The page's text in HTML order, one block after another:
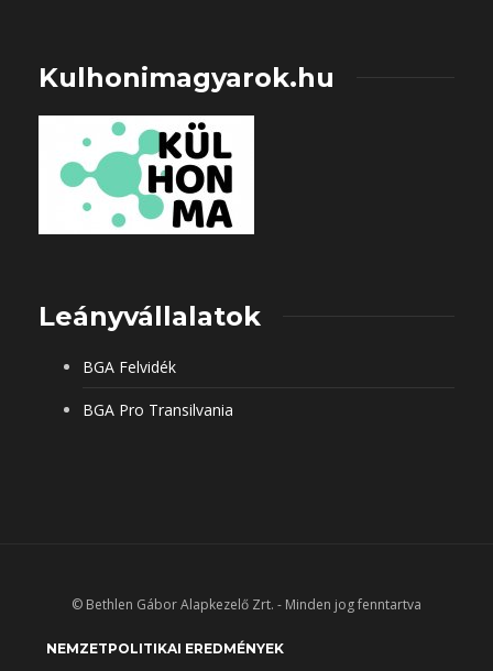
Kulhonimagyarok.hu
Leányvállalatok
BGA Felvidék
BGA Pro Transilvania
© Bethlen Gábor Alapkezelő Zrt. - Minden jog fenntartva
NEMZETPOLITIKAI EREDMÉNYEK